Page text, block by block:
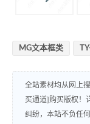
MG文本框类
全站素材均从网上
买通道]购买版权！
纠纷，本站不负任何